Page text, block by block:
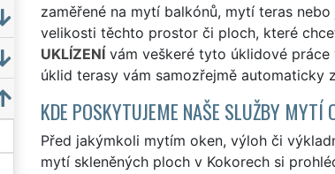
zaměřené na mytí balkónů, mytí teras
velikosti těchto prostor či ploch, které
UKLÍZENÍvám veškeré tyto úklidové práce
úklid terasy vám samozřejmě automaticky
KDE POSKYTUJEME NAŠE SLUŽBY MYTÍ
Před jakýmkoli mytím oken, výloh či
mytí skleněných ploch v Kokorech si